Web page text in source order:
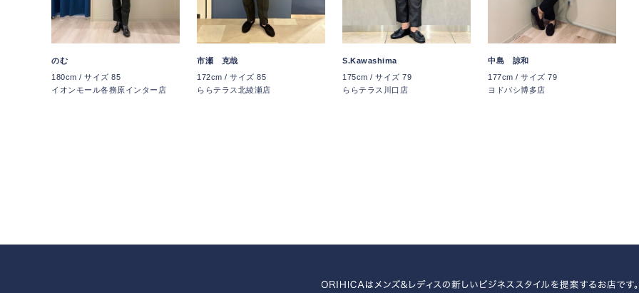
のむ
180cm / サイズ 85
イオンモール各務原インター店
市瀬 克哉
172cm / サイズ 85
ららテラス北綾瀬店
S.Kawashima
175cm / サイズ 79
ららテラス川口店
中島 諒和
177cm / サイズ 79
ヨドバシ博多店